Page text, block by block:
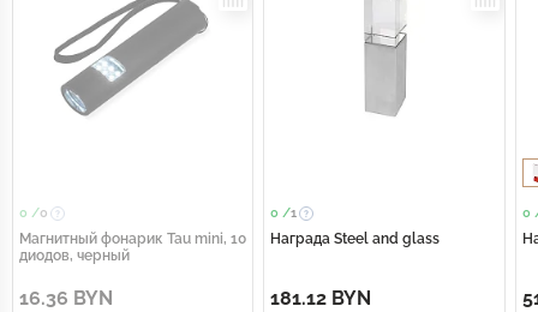
0 /0
Магнитный фонарик Tau mini, 10
диодов, черный
16.36 BYN
0 /1
Награда Steel and glass
181.12 BYN
0